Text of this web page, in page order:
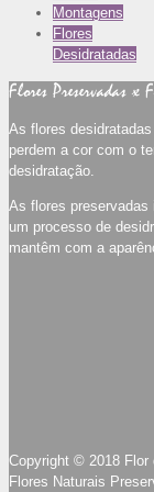
Montagens
Flores
Desidratadas
Flores Preservadas x
As flores
perdem a cor com o
desidratação.
As flores
um processo de
mantêm com a
Copyright © 2018 Flor
Flores Naturais